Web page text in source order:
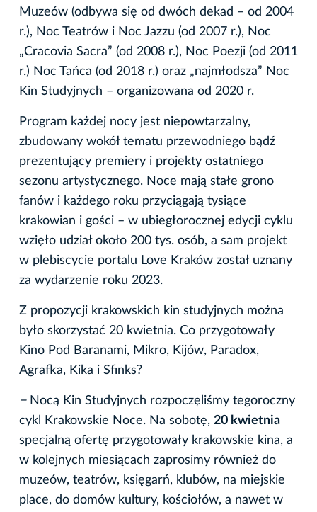
Muzeów (odbywa się od dwóch dekad – od 2004
r.), Noc Teatrów i Noc Jazzu (od 2007 r.), Noc
„Cracovia Sacra” (od 2008 r.), Noc Poezji (od 2011
r.) Noc Tańca (od 2018 r.) oraz „najmłodsza” Noc
Kin Studyjnych – organizowana od 2020 r.
Program każdej nocy jest niepowtarzalny,
zbudowany wokół tematu przewodniego bądź
prezentujący premiery i projekty ostatniego
sezonu artystycznego. Noce mają stałe grono
fanów i każdego roku przyciągają tysiące
krakowian i gości – w ubiegłorocznej edycji cyklu
wzięło udział około 200 tys. osób, a sam projekt
w plebiscycie portalu Love Kraków został uznany
za wydarzenie roku 2023.
Z propozycji krakowskich kin studyjnych można
było skorzystać 20 kwietnia. Co przygotowały
Kino Pod Baranami, Mikro, Kijów, Paradox,
Agrafka, Kika i Sfinks?
− Nocą Kin Studyjnych rozpoczęliśmy tegoroczny
cykl Krakowskie Noce. Na sobotę, 20 kwietnia
specjalną ofertę przygotowały krakowskie kina, a
w kolejnych miesiącach zaprosimy również do
muzeów, teatrów, księgarń, klubów, na miejskie
place, do domów kultury, kościołów, a nawet w